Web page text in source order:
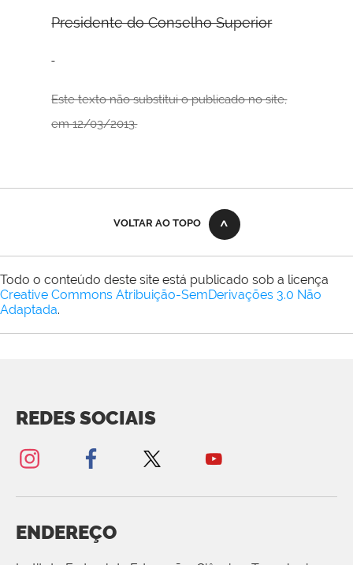
Presidente do Conselho Superior
Este texto não substitui o publicado no site,
em 12/03/2013.
VOLTAR AO TOPO
Todo o conteúdo deste site está publicado sob a licença
Creative Commons Atribuição-SemDerivações 3.0 Não
Adaptada.
REDES SOCIAIS
ENDEREÇO